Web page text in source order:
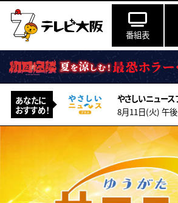
番組表
あなたに
おすすめ！
やさしいニュース
8月11日(火) 午